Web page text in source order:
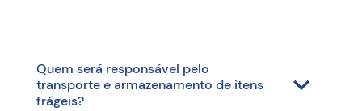
Quem será responsável pelo
transporte e armazenamento de itens
frágeis?